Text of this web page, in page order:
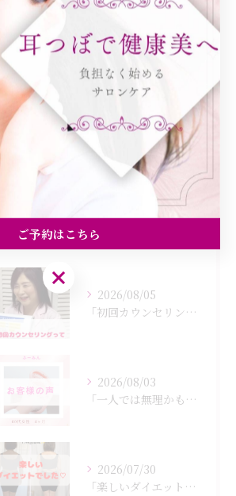
ダイエット
健康
美容エステ
食欲
最近の投稿
2026/08/05
「初回カウンセリングでは何をするの？」
2026/08/03
「一人では無理かも…」
2026/07/30
「楽しいダイエットでした♡」
ご予約はこちら
ご予約はこちら